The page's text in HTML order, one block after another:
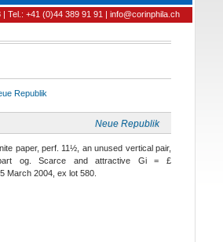
Tel.: +41 (0)44 389 91 91 | info@corinphila.ch
Republik
Neue Republik
paper, perf. 11½, an unused vertical pair,
og. Scarce and attractive Gi = £
March 2004, ex lot 580.